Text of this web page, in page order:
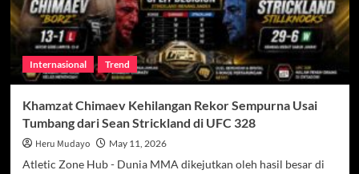
Internasional Trend
Khamzat Chimaev Kehilangan Rekor Sempurna Usai
Tumbang dari Sean Strickland di UFC 328
Heru Mudayo May 11, 2026
Atletic Zone Hub - Dunia MMA dikejutkan oleh hasil besar di